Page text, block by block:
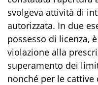
svolgeva attività di
autorizzata. In due
possesso di licenza,
violazione alla
superamento dei
nonché per le